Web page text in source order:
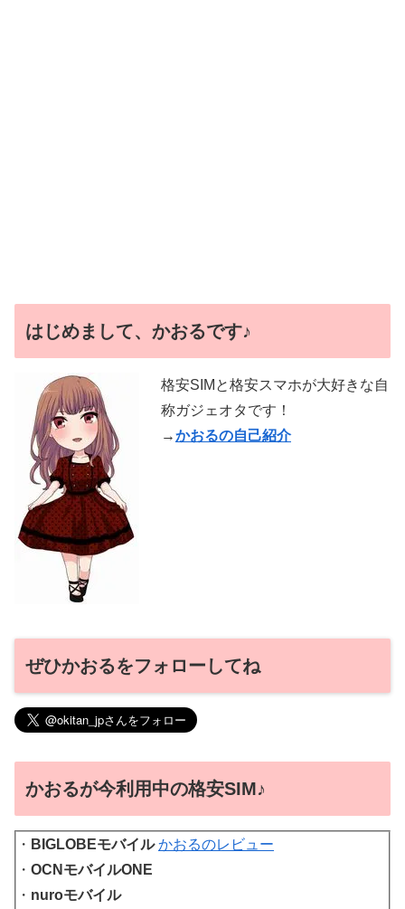
はじめまして、かおるです♪
格安SIMと格安スマホが大好きな自
称ガジェオタです！
→かおるの自己紹介
ぜひかおるをフォローしてね
かおるが今利用中の格安SIM♪
・ BIGLOBEモバイル かおるのレビュー
・ OCNモバイルONE
・ nuroモバイル